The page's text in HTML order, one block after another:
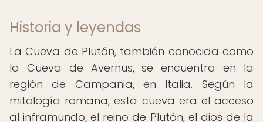
Historia y leyendas
La Cueva de Plutón, también conocida como
la Cueva de Avernus, se encuentra en la
región de Campania, en Italia. Según la
mitología romana, esta cueva era el acceso
al inframundo, el reino de Plutón, el dios de la